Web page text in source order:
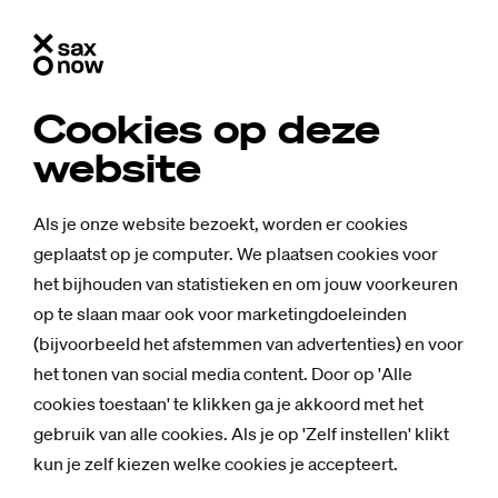
Cookies op deze
website
Als je onze website bezoekt, worden er cookies
geplaatst op je computer. We plaatsen cookies voor
het bijhouden van statistieken en om jouw voorkeuren
op te slaan maar ook voor marketingdoeleinden
(bijvoorbeeld het afstemmen van advertenties) en voor
het tonen van social media content. Door op 'Alle
cookies toestaan' te klikken ga je akkoord met het
gebruik van alle cookies. Als je op 'Zelf instellen' klikt
kun je zelf kiezen welke cookies je accepteert.
Mensen